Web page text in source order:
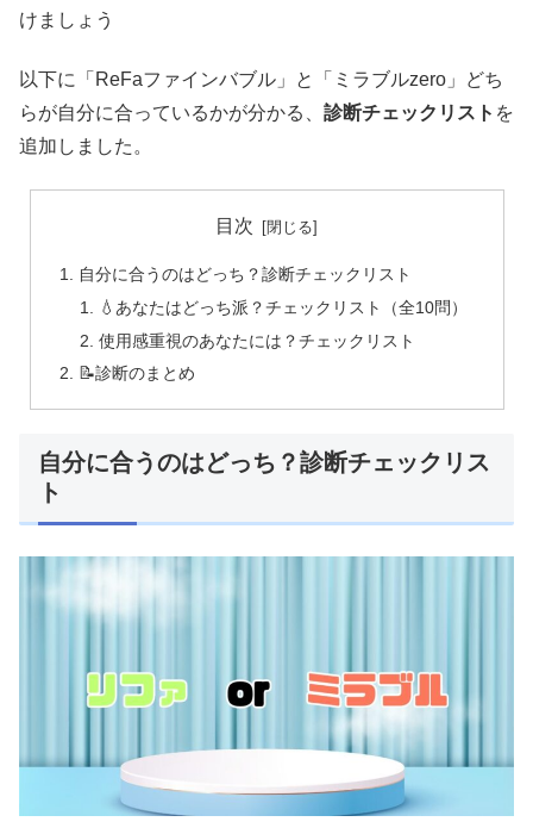
けましょう
以下に「ReFaファインバブル」と「ミラブルzero」どち
らが自分に合っているかが分かる、 診断チェックリスト を
追加しました。
目次
自分に合うのはどっち？診断チェックリスト
💧あなたはどっち派？チェックリスト（全10問）
使用感重視のあなたには？チェックリスト
📝診断のまとめ
自分に合うのはどっち？診断チェックリス
ト